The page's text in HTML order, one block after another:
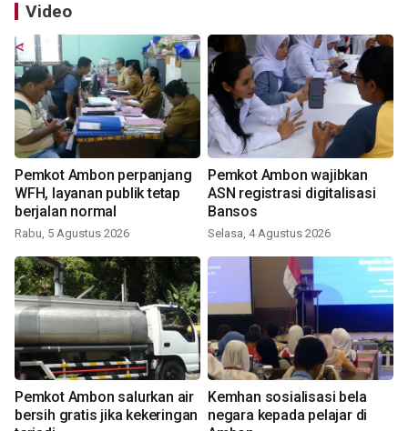
Video
Pemkot Ambon perpanjang
WFH, layanan publik tetap
berjalan normal
Rabu, 5 Agustus 2026
Pemkot Ambon wajibkan
ASN registrasi digitalisasi
Bansos
Selasa, 4 Agustus 2026
Pemkot Ambon salurkan air
bersih gratis jika kekeringan
Kemhan sosialisasi bela
negara kepada pelajar di